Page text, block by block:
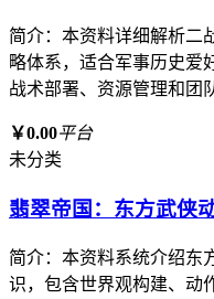
简介：本资料详细解析二
略体系，适合军事历史爱
战术部署、资源管理和团
￥0.00平台
未分类
翡翠帝国：东方武侠
简介：本资料系统介绍东
识，包含世界观构建、动